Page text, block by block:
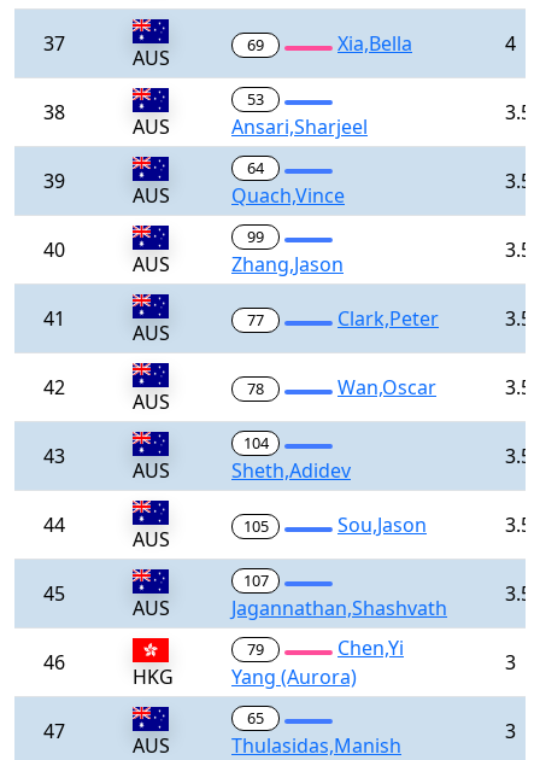
37
AUS 69 Xia,Bella 4
38
AUS
53
Ansari,Sharjeel
3.5
39
AUS
64
Quach,Vince
3.5
40
AUS
99
Zhang,Jason
3.5
41
AUS 77 Clark,Peter 3.5
42
AUS 78 Wan,Oscar 3.5
43
AUS
104
Sheth,Adidev
3.5
44
AUS 105 Sou,Jason 3.5
45
AUS
107
Jagannathan,Shashvath
3.5
46
HKG
79
Chen,Yi
Yang (Aurora)
3
47
AUS
65
Thulasidas,Manish
3